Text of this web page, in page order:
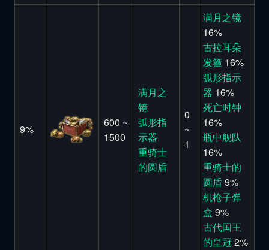
9%
600 ~
1500
满月之
镜
弧形指
示器
重骑士
的圆盾
0
~
1
满月之镜
16%
古拉耳朵
发箍 16%
弧形指示
器 16%
死亡时钟
16%
瓶中舰队
16%
重骑士的
圆盾9%
机枪子弹
盒 9%
古代国王
的皇冠2%